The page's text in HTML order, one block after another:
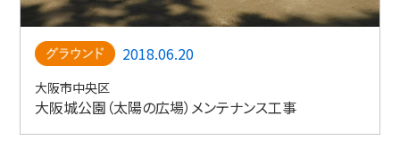
2018.06.20
大阪市中央区
大阪城公園（太陽の広場）メンテナンス工事